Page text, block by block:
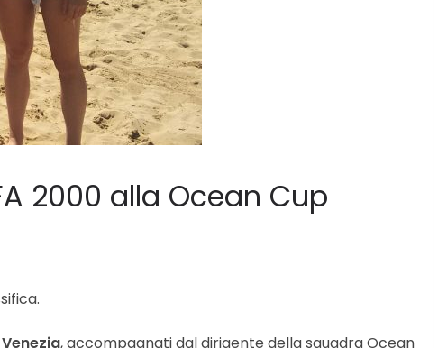
2000 alla Ocean Cup
, accompagnati dal dirigente della squadra Ocean